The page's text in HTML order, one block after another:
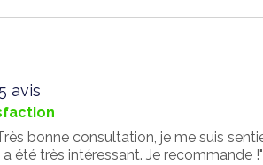
avis
bonne consultation, je me suis
été très intéressant. Je recommande !"